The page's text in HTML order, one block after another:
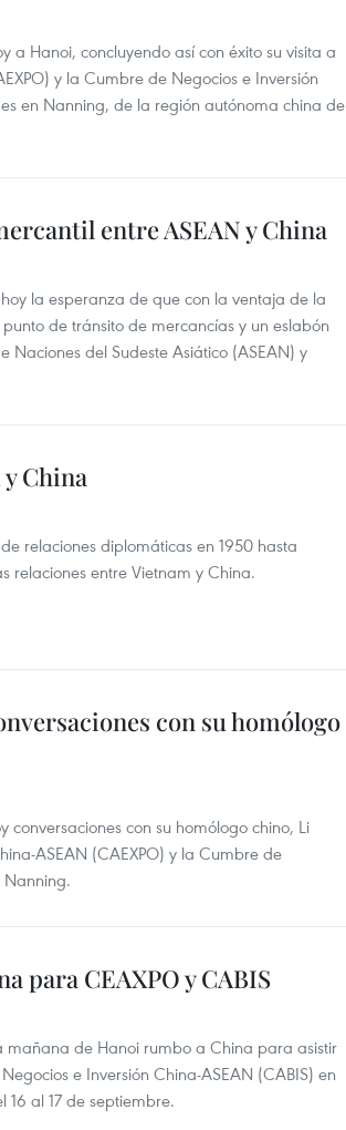
a Hanoi, concluyendo así con éxito su visita a
y la Cumbre de Negocios e Inversión
en Nanning, de la región autónoma china de
entre ASEAN y China
la esperanza de que con la ventaja de la
de tránsito de mercancías y un eslabón
del Sudeste Asiático (ASEAN) y
China
relaciones diplomáticas en 1950 hasta
relaciones entre Vietnam y China.
con su homólogo
conversaciones con su homólogo chino, Li
ASEAN (CAEXPO) y la Cumbre de
Nanning.
para CEAXPO y CABIS
mañana de Hanoi rumbo a China para asistir
e Inversión China-ASEAN (CABIS) en
al 17 de septiembre.